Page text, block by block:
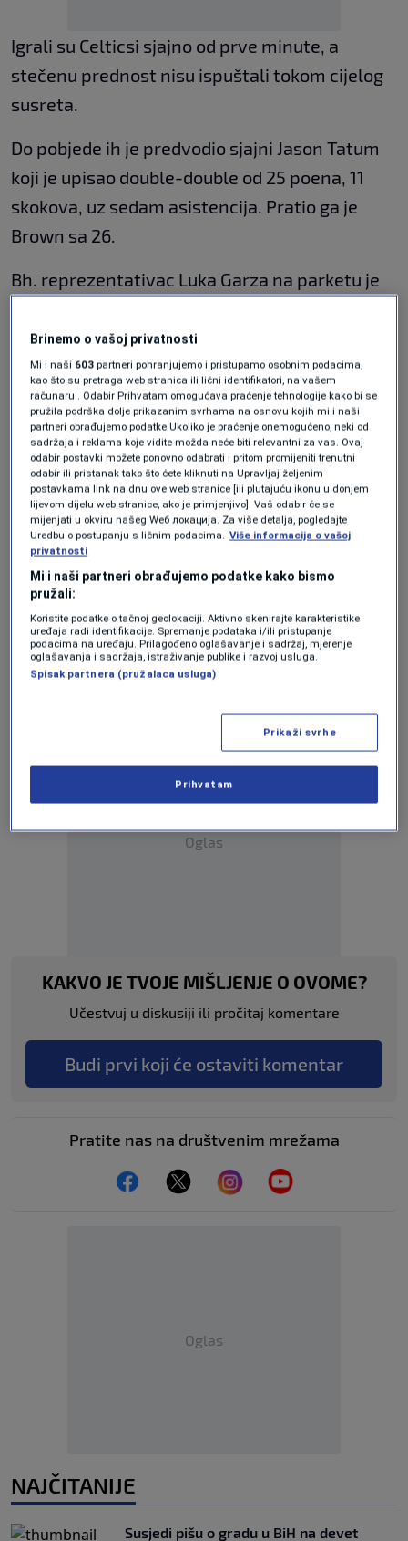
Igrali su Celticsi sjajno od prve minute, a
stečenu prednost nisu ispuštali tokom cijelog
susreta.
Do pobjede ih je predvodio sjajni Jason Tatum
koji je upisao double-double od 25 poena, 11
skokova, uz sedam asistencija. Pratio ga je
Brown sa 26.
Bh. reprezentativac Luka Garza na parketu je
sedam poena, uz dva skoka i jednu asistenciju.
Kod 76ersa se istakao Maxey sa 21 ubačajem.
Naredni meč ovih rivala igra se za tri dana, a
domaćin će opet biti ekipa Bostona.
BONUS VIDEO:
╰┈➤ Program N1 televizije možete pratiti
UŽIVO naovom linkukao i putem aplikacija za
Android
Više tema kao što je ova?
Oglas
KAKVO JE TVOJE MIŠLJENJE O OVOME?
Učestvuj u diskusiji ili pročitaj komentare
Budi prvi koji će ostaviti komentar
Pratite nas na društvenim mrežama
Oglas
NAJČITANIJE
Susjedi pišu o gradu u BiH na devet
Brinemo o vašoj privatnosti
Mi i naši 603 partneri pohranjujemo i pristupamo osobnim podacima,
kao što su pretraga web stranica ili lični identifikatori, na vašem
računaru . Odabir Prihvatam omogućava praćenje tehnologije kako bi se
pružila podrška dolje prikazanim svrhama na osnovu kojih mi i naši
partneri obrađujemo podatke Ukoliko je praćenje onemogućeno, neki od
sadržaja i reklama koje vidite možda neće biti relevantni za vas. Ovaj
odabir postavki možete ponovno odabrati i pritom promijeniti trenutni
odabir ili pristanak tako što ćete kliknuti na Upravljaj željenim
postavkama link na dnu ove web stranice [ili plutajuću ikonu u donjem
lijevom dijelu web stranice, ako je primjenjivo]. Vaš odabir će se
mijenjati u okviru našeg Wеб локација. Za više detalja, pogledajte
Uredbu o postupanju s ličnim podacima. Više informacija o vašoj
privatnosti
Mi i naši partneri obrađujemo podatke kako bismo
pružali:
Koristite podatke o tačnoj geolokaciji. Aktivno skenirajte karakteristike
uređaja radi identifikacije. Spremanje podataka i/ili pristupanje
podacima na uređaju. Prilagođeno oglašavanje i sadržaj, mjerenje
oglašavanja i sadržaja, istraživanje publike i razvoj usluga.
Spisak partnera (pružalaca usluga)
Prikaži svrhe
Prihvatam